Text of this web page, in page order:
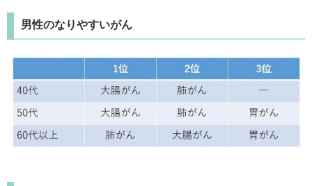
男性のなりやすいがん